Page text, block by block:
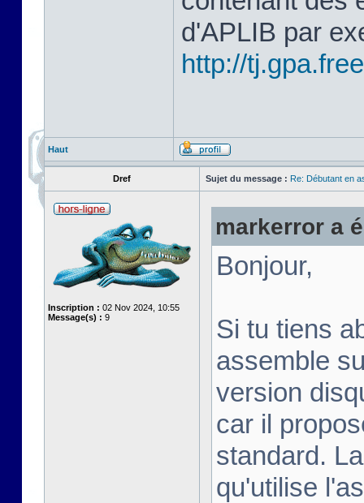
d'APLIB par
http://
Haut
Dref Sujet du message : Re: Débutant en
Inscription : 02 Nov 2024, 10:55
Message(s) : 9
markerror a
Bonjour,
Si tu tiens
assemble
version
car il
standard.
qu'utilise